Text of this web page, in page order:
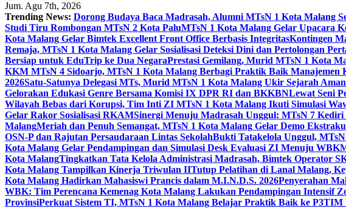
Jum. Agu 7th, 2026
Trending News: Dorong Budaya Baca Madrasah, Alumni MTsN 1 Kota Malang
Studi Tiru Rombongan MTsN 2 Kota PaluMTsN 1 Kota Malang Gelar Upacara
Kota Malang Gelar Bimtek Excellent Front Office Berbasis IntegritasKontingen
Remaja, MTsN 1 Kota Malang Gelar Sosialisasi Deteksi Dini dan Pertolongan
Bersiap untuk EduTrip ke Dua NegaraPrestasi Gemilang, Murid MTsN 1 Kota
KKM MTsN 4 Sidoarjo, MTsN 1 Kota Malang Berbagi Praktik Baik Manajemen
2026Satu-Satunya Delegasi MTs, Murid MTsN 1 Kota Malang Ukir Sejarah
Gelorakan Edukasi Genre Bersama Komisi IX DPR RI dan BKKBNLewat Seni
Wilayah Bebas dari Korupsi, Tim Inti ZI MTsN 1 Kota Malang Ikuti Simulasi
Gelar Rakor Sosialisasi RKAMSinergi Menuju Madrasah Unggul: MTsN 7
MalangMeriah dan Penuh Semangat, MTsN 1 Kota Malang Gelar Demo
OSN-P dan Rajutan Persaudaraan Lintas SekolahBukti Tatakelola Unggul,
Kota Malang Gelar Pendampingan dan Simulasi Desk Evaluasi ZI Menuju WBK
Kota MalangTingkatkan Tata Kelola Administrasi Madrasah, Bimtek Operator
Kota Malang Tampilkan Kinerja Triwulan IITutup Pelatihan di Lanal Malang,
Kota Malang Hadirkan Mahasiswi Prancis dalam M.I.N.D.S. 2026Penyerahan
WBK: Tim Perencana Kemenag Kota Malang Lakukan Pendampingan Intensif
ProvinsiPerkuat Sistem TI, MTsN 1 Kota Malang Belajar Praktik Baik ke